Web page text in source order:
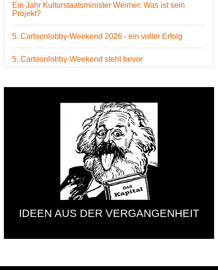
Ein Jahr Kulturstaatsminister Weimer: Was ist sein
Projekt?
5. Cartoonlobby-Weekend 2026 - ein voller Erfolg
5. Cartoonlobby-Weekend steht bevor
IDEEN AUS DER VERGANGENHEIT